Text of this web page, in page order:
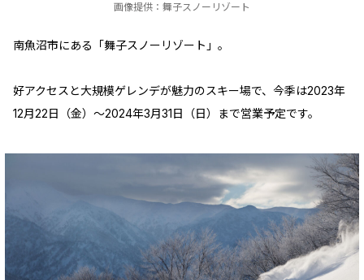
画像提供：舞子スノーリゾート
南魚沼市にある「舞子スノーリゾート」。
好アクセスと大規模ゲレンデが魅力のスキー場で、今季は2023年
12月22日（金）～2024年3月31日（日）まで営業予定です。